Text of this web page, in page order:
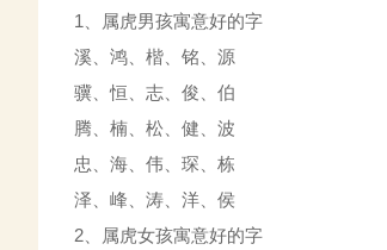
1、属虎男孩寓意好的字
溪、鸿、楷、铭、源
骥、恒、志、俊、伯
腾、楠、松、健、波
忠、海、伟、琛、栋
泽、峰、涛、洋、侯
2、属虎女孩寓意好的字